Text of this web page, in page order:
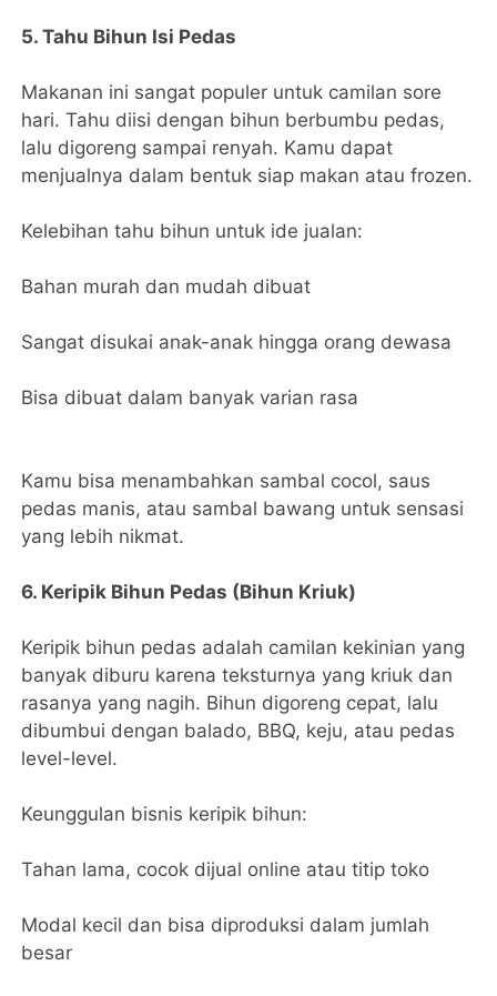
5. Tahu Bihun Isi Pedas
Makanan ini sangat populer untuk camilan sore
hari. Tahu diisi dengan bihun berbumbu pedas,
lalu digoreng sampai renyah. Kamu dapat
menjualnya dalam bentuk siap makan atau frozen.
Kelebihan tahu bihun untuk ide jualan:
Bahan murah dan mudah dibuat
Sangat disukai anak-anak hingga orang dewasa
Bisa dibuat dalam banyak varian rasa
Kamu bisa menambahkan sambal cocol, saus
pedas manis, atau sambal bawang untuk sensasi
yang lebih nikmat.
6. Keripik Bihun Pedas (Bihun Kriuk)
Keripik bihun pedas adalah camilan kekinian yang
banyak diburu karena teksturnya yang kriuk dan
rasanya yang nagih. Bihun digoreng cepat, lalu
dibumbui dengan balado, BBQ, keju, atau pedas
level-level.
Keunggulan bisnis keripik bihun:
Tahan lama, cocok dijual online atau titip toko
Modal kecil dan bisa diproduksi dalam jumlah
besar